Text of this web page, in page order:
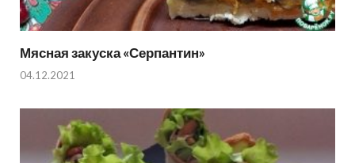
Мясная закуска «Серпантин»
04.12.2021